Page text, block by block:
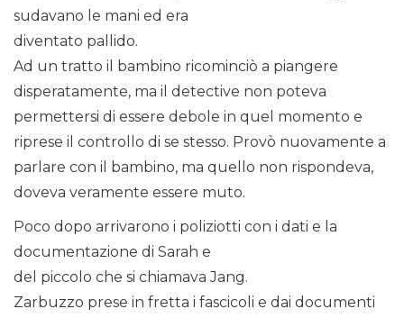
sudavano le mani ed era
diventato pallido.
Ad un tratto il bambino ricominciò a piangere
disperatamente, ma il detective non poteva
permettersi di essere debole in quel momento e
riprese il controllo di se stesso. Provò nuovamente a
parlare con il bambino, ma quello non rispondeva,
doveva veramente essere muto.
Poco dopo arrivarono i poliziotti con i dati e la
documentazione di Sarah e
del piccolo che si chiamava Jang.
Zarbuzzo prese in fretta i fascicoli e dai documenti